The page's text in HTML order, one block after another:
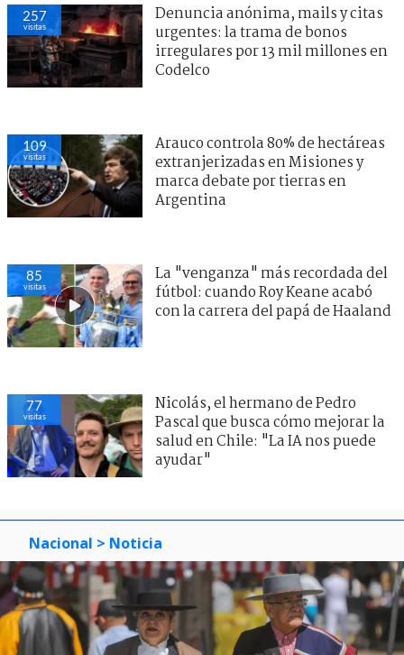
257
visitas
Denuncia anónima, mails y citas
urgentes: la trama de bonos
irregulares por 13 mil millones en
Codelco
109
visitas
Arauco controla 80% de hectáreas
extranjerizadas en Misiones y
marca debate por tierras en
Argentina
85
visitas
La "venganza" más recordada del
fútbol: cuando Roy Keane acabó
con la carrera del papá de Haaland
77
visitas
Nicolás, el hermano de Pedro
Pascal que busca cómo mejorar la
salud en Chile: "La IA nos puede
ayudar"
Nacional > Noticia